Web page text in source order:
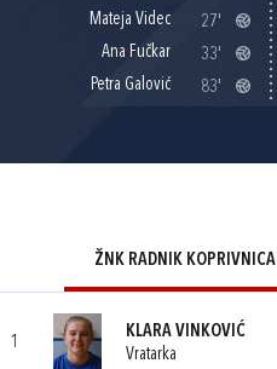
Mateja Videc
27'
Ana Fučkar
33'
Petra Galović
83'
ŽNK RADNIK KOPRIVNICA
1
KLARA VINKOVIĆ
Vratarka